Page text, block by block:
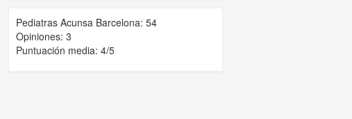
Pediatras Acunsa Barcelona: 54
Opiniones: 3
Puntuación media: 4/5